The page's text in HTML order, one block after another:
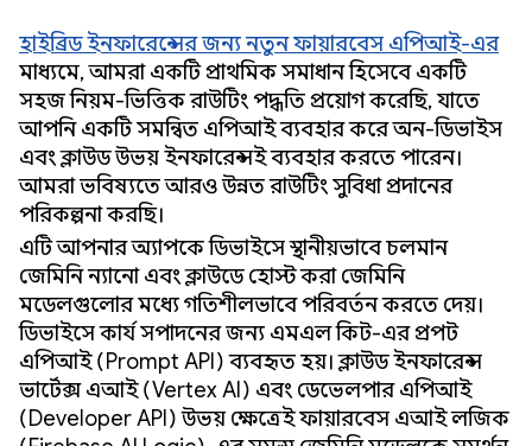
হাইব্রিড ইনফারেন্সের জন্য নতুন ফায়ারবেস এপিআই-এর
মাধ্যমে, আমরা একটি প্রাথমিক সমাধান হিসেবে একটি
সহজ নিয়ম-ভিত্তিক রাউটিং পদ্ধতি প্রয়োগ করেছি, যাতে
আপনি একটি সমন্বিত এপিআই ব্যবহার করে অন-ডিভাইস
এবং ক্লাউড উভয় ইনফারেন্সই ব্যবহার করতে পারেন।
আমরা ভবিষ্যতে আরও উন্নত রাউটিং সুবিধা প্রদানের
পরিকল্পনা করছি।
এটি আপনার অ্যাপকে ডিভাইসে স্থানীয়ভাবে চলমান
জেমিনি ন্যানো এবং ক্লাউডে হোস্ট করা জেমিনি
মডেলগুলোর মধ্যে গতিশীলভাবে পরিবর্তন করতে দেয়।
ডিভাইসে কার্য সম্পাদনের জন্য এমএল কিট-এর প্রম্পট
এপিআই (Prompt API) ব্যবহৃত হয়। ক্লাউড ইনফারেন্স
ভার্টেক্স এআই (Vertex AI) এবং ডেভেলপার এপিআই
(Developer API) উভয় ক্ষেত্রেই ফায়ারবেস এআই লজিক